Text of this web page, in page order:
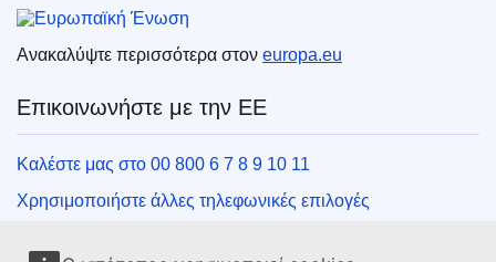
Ανακαλύψτε περισσότερα στον europa.eu
Επικοινωνήστε με την ΕΕ
Καλέστε μας στο 00 800 6 7 8 9 10 11
Χρησιμοποιήστε άλλες τηλεφωνικές επιλογές